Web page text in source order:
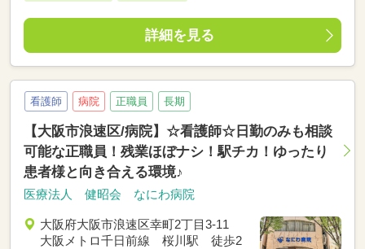
詳細を見る
看護師 病院 正職員 長期
【大阪市浪速区/病院】☆看護師☆日勤のみも相談
可能な正職員！残業ほぼナシ！駅チカ！ゆったり
患者様と向き合える環境♪
医療法人 健昭会 なにわ病院
大阪府大阪市浪速区幸町2丁目3-11
大阪メトロ千日前線 桜川駅 徒歩2